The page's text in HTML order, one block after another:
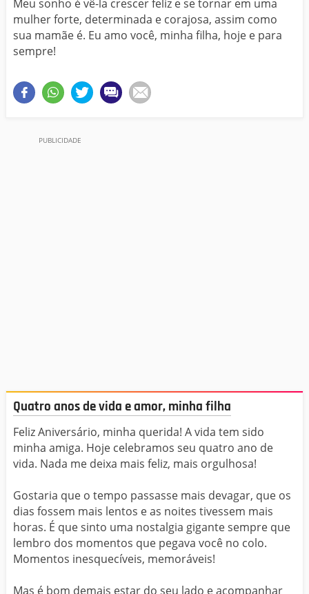
Meu sonho é vê-la crescer feliz e se tornar em uma
mulher forte, determinada e corajosa, assim como
sua mamãe é. Eu amo você, minha filha, hoje e para
sempre!
Quatro anos de vida e amor, minha filha
Feliz Aniversário, minha querida! A vida tem sido
minha amiga. Hoje celebramos seu quatro ano de
vida. Nada me deixa mais feliz, mais orgulhosa!
Gostaria que o tempo passasse mais devagar, que os
dias fossem mais lentos e as noites tivessem mais
horas. É que sinto uma nostalgia gigante sempre que
lembro dos momentos que pegava você no colo.
Momentos inesquecíveis, memoráveis!
Mas é bom demais estar do seu lado e acompanhar